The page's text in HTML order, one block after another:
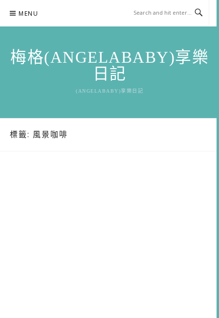
content
MENU
梅格(ANGELABABY)享樂
日記
(ANGELABABY)享樂日記
標籤: 風景咖啡